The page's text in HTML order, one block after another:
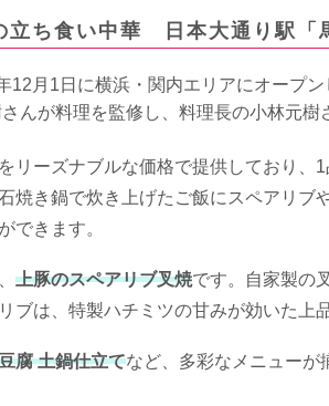
立ち食い中華 日本大通り駅「
12月1日に横浜・関内エリアにオープ
んが料理を監修し、料理長の小林元樹
リーズナブルな価格で提供しており、1
焼き鍋で炊き上げたご飯にスペアリブ
できます。
上豚のスペアリブ叉焼です。自家製の
ブは、特製ハチミツの甘みが効いた上
腐 土鍋仕立てなど、多彩なメニューが